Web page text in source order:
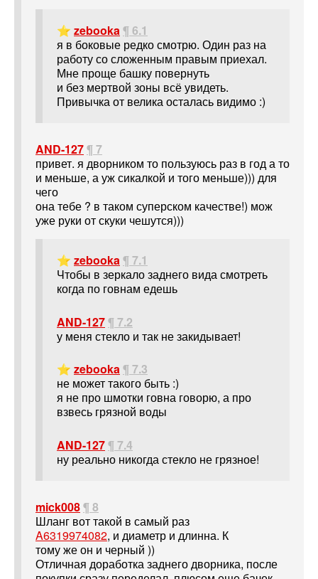
⭐ zebooka¶ 6.1
я в боковые редко смотрю. Один раз на
работу со сложенным правым приехал.
Мне проще башку повернуть
и без мертвой зоны всё увидеть.
Привычка от велика осталась видимо :)
AND-127¶ 7
привет. я дворником то пользуюсь раз в год а то
и меньше, а уж сикалкой и того меньше))) для
чего
она тебе ? в таком суперском качестве!) мож
уже руки от скуки чешутся)))
⭐ zebooka¶ 7.1
Чтобы в зеркало заднего вида смотреть
когда по говнам едешь
AND-127¶ 7.2
у меня стекло и так не закидывает!
⭐ zebooka¶ 7.3
не может такого быть :)
я не про шмотки говна говорю, а про
взвесь грязной воды
AND-127¶ 7.4
ну реально никогда стекло не грязное!
mick008¶ 8
Шланг вот такой в самый раз
A6319974082, и диаметр и длинна. К
тому же он и черный ))
Отличная доработка заднего дворника, после